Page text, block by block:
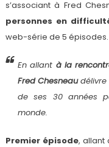
s’associant à Fred
personnes en
web-série de 5 épisodes.
En allant à la
Fred Chesneaudélivre
de ses 30 années
monde.
Premier épisode, allant